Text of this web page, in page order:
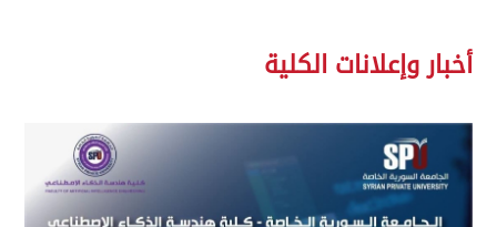
أخبار وإعلانات الكلية